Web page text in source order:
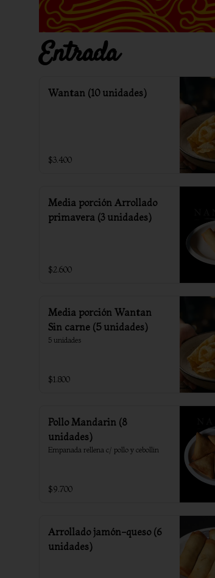
Entrada
Wantan (10 unidades)
$3.400
Media porción Arrollado
primavera (3 unidades)
$2.600
Media porción Wantan
Sin carne (5 unidades)
5 unidades
$1.800
Pollo Mandarin (8
unidades)
Empanada rellena c/ pollo y cebollin
$9.700
Arrollado jamón-queso (6
unidades)